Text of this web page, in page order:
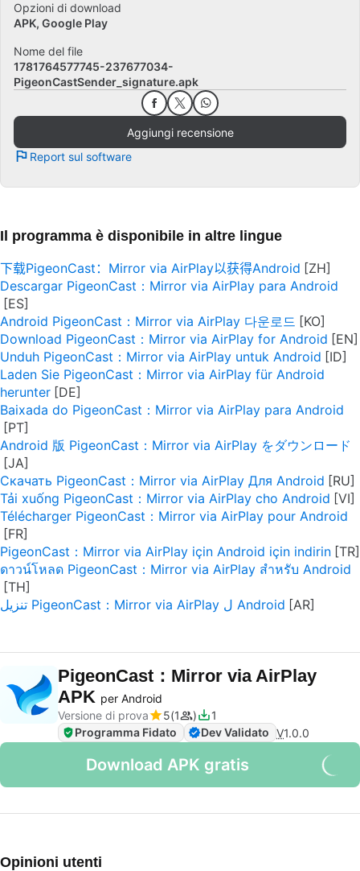
Opzioni di download
APK, Google Play
Nome del file
1781764577745-237677034-
PigeonCastSender_signature.apk
Aggiungi recensione
Report sul software
Il programma è disponibile in altre lingue
下载PigeonCast：Mirror via AirPlay以获得Android
Descargar PigeonCast：Mirror via AirPlay para Android
Android PigeonCast：Mirror via AirPlay 다운로드
Download PigeonCast：Mirror via AirPlay for Android
Unduh PigeonCast：Mirror via AirPlay untuk Android
Laden Sie PigeonCast：Mirror via AirPlay für Android
herunter
Baixada do PigeonCast：Mirror via AirPlay para Android
Android 版 PigeonCast：Mirror via AirPlay をダウンロード
Скачать PigeonCast：Mirror via AirPlay Для Android
Tải xuống PigeonCast：Mirror via AirPlay cho Android
Télécharger PigeonCast：Mirror via AirPlay pour Android
PigeonCast：Mirror via AirPlay için Android için indirin
ดาวน์โหลด PigeonCast：Mirror via AirPlay สำหรับ Android
تنزيل PigeonCast：Mirror via AirPlay ل Android
PigeonCast：Mirror via AirPlay
APK per Android
Versione di prova
5 1
1
Programma Fidato
Dev Validato V1.0.0
Download APK gratis
Opinioni utenti